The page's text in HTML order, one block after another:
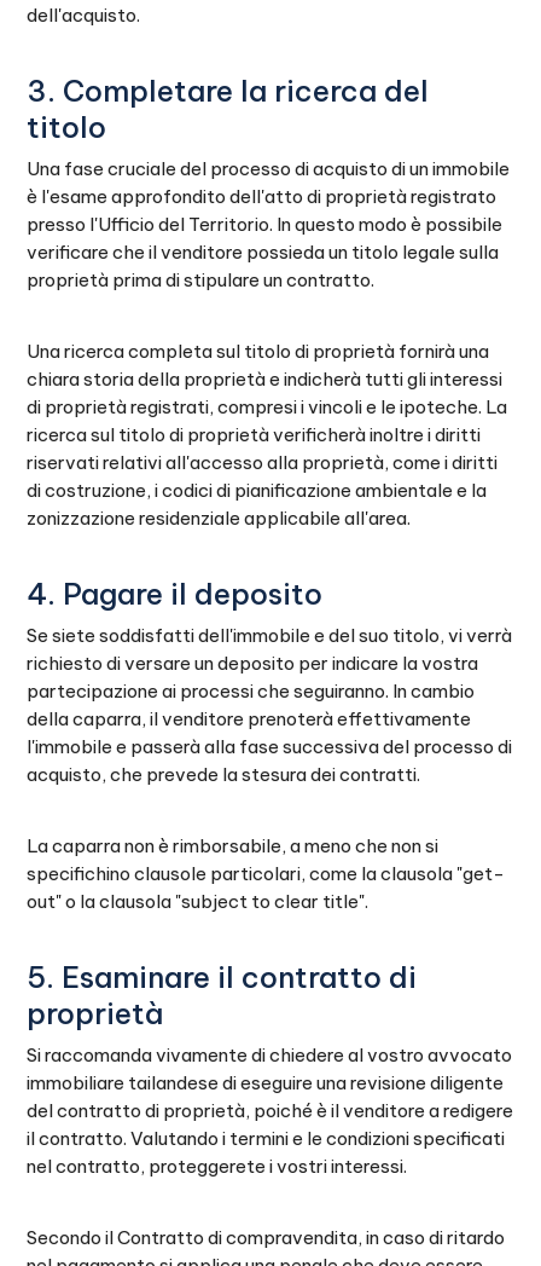
dell'acquisto.
3. Completare la ricerca del
titolo
Una fase cruciale del processo di acquisto di un immobile
è l'esame approfondito dell'atto di proprietà registrato
presso l'Ufficio del Territorio. In questo modo è possibile
verificare che il venditore possieda un titolo legale sulla
proprietà prima di stipulare un contratto.
Una ricerca completa sul titolo di proprietà fornirà una
chiara storia della proprietà e indicherà tutti gli interessi
di proprietà registrati, compresi i vincoli e le ipoteche. La
ricerca sul titolo di proprietà verificherà inoltre i diritti
riservati relativi all'accesso alla proprietà, come i diritti
di costruzione, i codici di pianificazione ambientale e la
zonizzazione residenziale applicabile all'area.
4. Pagare il deposito
Se siete soddisfatti dell'immobile e del suo titolo, vi verrà
richiesto di versare un deposito per indicare la vostra
partecipazione ai processi che seguiranno. In cambio
della caparra, il venditore prenoterà effettivamente
l'immobile e passerà alla fase successiva del processo di
acquisto, che prevede la stesura dei contratti.
La caparra non è rimborsabile, a meno che non si
specifichino clausole particolari, come la clausola "get-
out" o la clausola "subject to clear title".
5. Esaminare il contratto di
proprietà
Si raccomanda vivamente di chiedere al vostro avvocato
immobiliare tailandese di eseguire una revisione diligente
del contratto di proprietà, poiché è il venditore a redigere
il contratto. Valutando i termini e le condizioni specificati
nel contratto, proteggerete i vostri interessi.
Secondo il Contratto di compravendita, in caso di ritardo